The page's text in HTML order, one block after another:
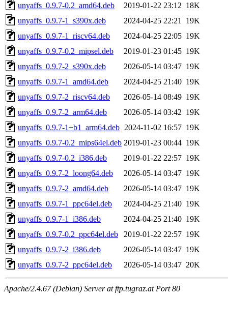
unyaffs_0.9.7-0.2_amd64.deb
2019-01-22 23:12 18K
unyaffs_0.9.7-1_s390x.deb
2024-04-25 22:21
19K
unyaffs_0.9.7-1_riscv64.deb
2024-04-25 22:05 19K
unyaffs_0.9.7-0.2_mipsel.deb
2019-01-23 01:45 19K
unyaffs_0.9.7-2_s390x.deb
2026-05-14 03:47 19K
unyaffs_0.9.7-1_amd64.deb
2024-04-25 21:40 19K
unyaffs_0.9.7-2_riscv64.deb
2026-05-14 08:49 19K
unyaffs_0.9.7-2_arm64.deb
2026-05-14 03:42 19K
unyaffs_0.9.7-1+b1_arm64.deb 2024-11-02 16:57 19K
unyaffs_0.9.7-0.2_mips64el.deb 2019-01-23 00:44 19K
unyaffs_0.9.7-0.2_i386.deb
2019-01-22 22:57 19K
unyaffs_0.9.7-2_loong64.deb
2026-05-14 03:47 19K
unyaffs_0.9.7-2_amd64.deb
2026-05-14 03:47 19K
unyaffs_0.9.7-1_ppc64el.deb
2024-04-25 21:40 19K
unyaffs_0.9.7-1_i386.deb
2024-04-25 21:40 19K
unyaffs_0.9.7-0.2_ppc64el.deb
2019-01-22 22:57 19K
unyaffs_0.9.7-2_i386.deb
2026-05-14 03:47 19K
unyaffs_0.9.7-2_ppc64el.deb
2026-05-14 03:47 20K
Apache/2.4.67 (Debian) Server at ftp.tugraz.at Port 80